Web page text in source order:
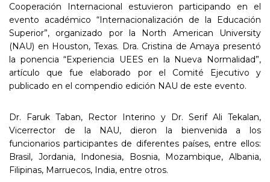
Cooperación Internacional estuvieron participando en el
evento académico “Internacionalización de la Educación
Superior”, organizado por la North American University
(NAU) en Houston, Texas. Dra. Cristina de Amaya presentó
la ponencia “Experiencia UEES en la Nueva Normalidad”,
artículo que fue elaborado por el Comité Ejecutivo y
publicado en el compendio edición NAU de este evento.
Dr. Faruk Taban, Rector Interino y Dr. Serif Ali Tekalan,
Vicerrector de la NAU, dieron la bienvenida a los
funcionarios participantes de diferentes países, entre ellos:
Brasil, Jordania, Indonesia, Bosnia, Mozambique, Albania,
Filipinas, Marruecos, India, entre otros.